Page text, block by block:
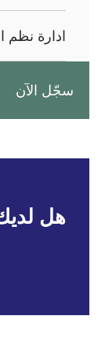
ادارة نظم
سجّل الآن
هل